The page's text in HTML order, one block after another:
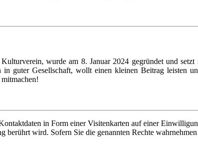
wurde am 8. Januar 2024 gegründet und
guter Gesellschaft, wollt einen kleinen Beitrag leisten
in Form einer Visitenkarten auf einer
wird. Sofern Sie die genannten Rechte